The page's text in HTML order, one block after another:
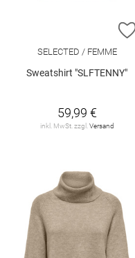
SELECTED / FEMME
Sweatshirt "SLFTENNY"
59,99 €
inkl. MwSt. zzgl. Versand